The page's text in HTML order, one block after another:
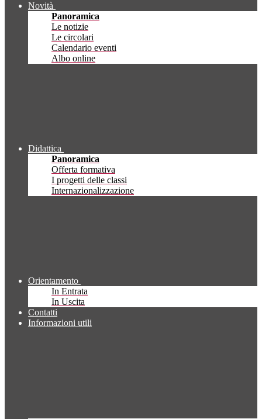
Novità
Panoramica
Le notizie
Le circolari
Calendario eventi
Albo online
Didattica
Panoramica
Offerta formativa
I progetti delle classi
Internazionalizzazione
Orientamento
In Entrata
In Uscita
Contatti
Informazioni utili